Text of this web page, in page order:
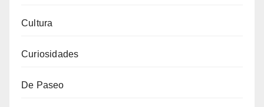
Cultura
Curiosidades
De Paseo